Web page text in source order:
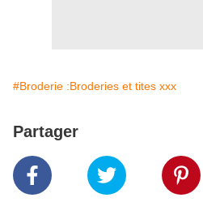
#Broderie :Broderies et tites xxx
Partager